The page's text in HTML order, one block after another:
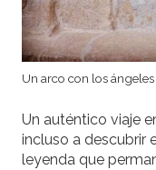
Un arco con los
Un auténtico viaje
incluso a descubrir
leyenda que